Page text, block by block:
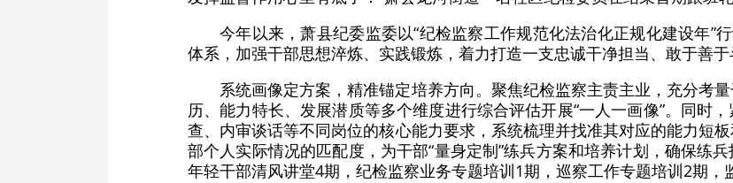
今年以来，萧县纪委监委以“纪检监察工作规范化法治化正规化建设年”
体系，加强干部思想淬炼、实践锻炼，着力打造一支忠诚干净担当、敢于善于
系统画像定方案，精准锚定培养方向。聚焦纪检监察主责主业，充分考
历、能力特长、发展潜质等多个维度进行综合评估开展“一人一画像”。同时
查、内审谈话等不同岗位的核心能力要求，系统梳理并找准其对应的能力短
部个人实际情况的匹配度，为干部“量身定制”练兵方案和培养计划，确保练
年轻干部清风讲堂4期，纪检监察业务专题培训1期，巡察工作专题培训2期，